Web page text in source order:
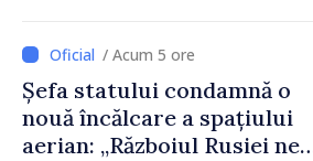
feriți de încercări și greșeli –
doar astfel puteți reuși”
/ Acum 5 ore
Șefa statului condamnă o
nouă încălcare a spațiului
aerian: „Războiul Rusiei ne